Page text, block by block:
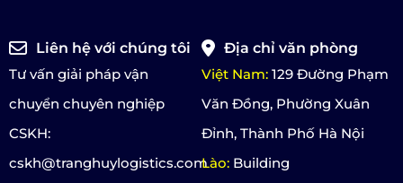
Liên hệ với chúng tôi
Tư vấn giải pháp vận
chuyển chuyên nghiệp
CSKH:
cskh@tranghuylogistics.com
Địa chỉ văn phòng
Việt Nam: 129 Đường Phạm
Văn Đồng, Phường Xuân
Đỉnh, Thành Phố Hà Nội
Lào: Building